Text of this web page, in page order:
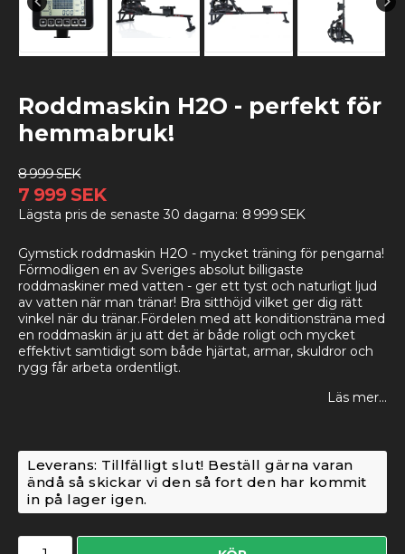
Roddmaskin H2O - perfekt för
hemmabruk!
8 999 SEK
7 999 SEK
Lägsta pris de senaste 30 dagarna 8 999 SEK
Gymstick roddmaskin H2O - mycket träning för pengarna!
Förmodligen en av Sveriges absolut billigaste
roddmaskiner med vatten - ger ett tyst och naturligt ljud
av vatten när man tränar! Bra sitthöjd vilket ger dig rätt
vinkel när du tränar.Fördelen med att konditionsträna med
en roddmaskin är ju att det är både roligt och mycket
effektivt samtidigt som både hjärtat, armar, skuldror och
rygg får arbeta ordentligt.
Läs mer...
Leverans: Tillfälligt slut! Beställ gärna varan
ändå så skickar vi den så fort den har kommit
in på lager igen.